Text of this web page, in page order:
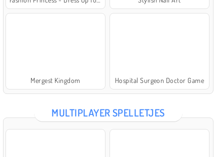
Mergest Kingdom Hospital Surgeon Doctor Game
MULTIPLAYER SPELLETJES